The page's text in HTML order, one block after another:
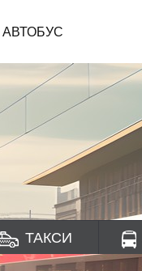
АВТОБУС
ТАКСИ